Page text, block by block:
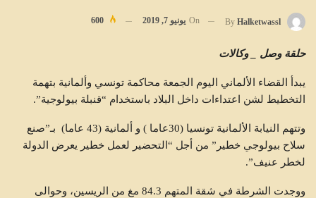
By Halketwassl
On يونيو 7, 2019 600
حلقة وصل _ وكالات
يبدأ القضاء الألماني اليوم الجمعة محاكمة تونسي وألمانية بتهمة
التخطيط لشن اعتداءات داخل البلاد باستخدام “قنبلة بيولوجية”.
وتتهم النيابة الألمانية تونسيا (30عاما ) و ألمانية (43 عاما) بـ”صنع
سلاح بيولوجي خطير” من أجل “التحضير لعمل خطير يعرض الدولة
لخطر عنيف”.
ووجدت الشرطة في شقة المتهم 84.3 مغ من الريسين، وحوالى